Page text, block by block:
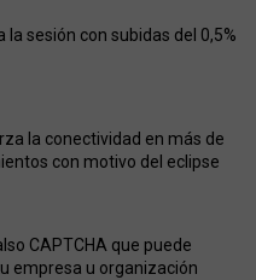
la sesión con subidas del 0,5%
la conectividad en más de
con motivo del eclipse
CAPTCHA que puede
empresa u organización